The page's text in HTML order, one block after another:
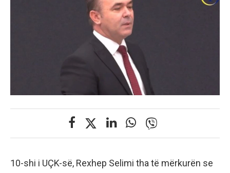
10-shi i UÇK-së, Rexhep Selimi tha të mërkurën se